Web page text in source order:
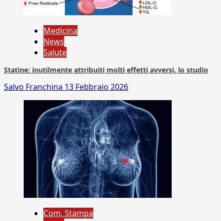
Medicina
News
Salute
Statine: inutilmente attribuiti molti effetti avversi, lo studio
Salvo Franchina 13 Febbraio 2026
Com. Stampa